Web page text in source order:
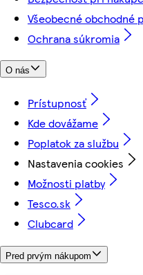
Všeobecné obchodné
Ochrana súkromia
O nás
Prístupnosť
Kde dovážame
Poplatok za službu
Nastavenia cookies
Možnosti platby
Tesco.sk
Clubcard
Pred prvým nákupom